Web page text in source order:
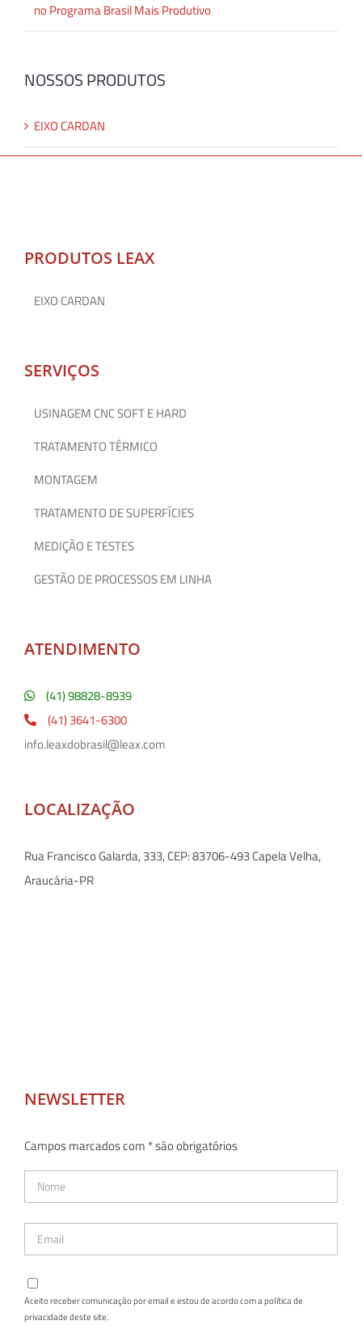
no Programa Brasil Mais Produtivo
NOSSOS PRODUTOS
EIXO CARDAN
PRODUTOS LEAX
EIXO CARDAN
SERVIÇOS
USINAGEM CNC SOFT E HARD
TRATAMENTO TÉRMICO
MONTAGEM
TRATAMENTO DE SUPERFÍCIES
MEDIÇÃO E TESTES
GESTÃO DE PROCESSOS EM LINHA
ATENDIMENTO
(41) 98828-8939
(41) 3641-6300
info.leaxdobrasil@leax.com
LOCALIZAÇÃO
Rua Francisco Galarda, 333, CEP: 83706-493 Capela Velha,
Araucária-PR
NEWSLETTER
Campos marcados com * são obrigatórios
Aceito receber comunicação por email e estou de acordo com a política de
privacidade deste site.